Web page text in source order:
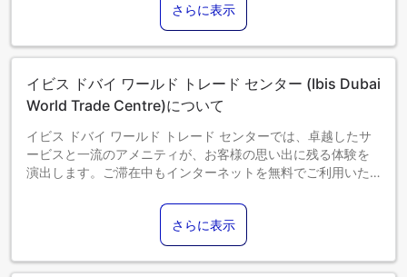
添い寝の場合は宿泊無料です。＜ご注意＞ベビーベッドのご
利用には追加料金が発生する場合があります。また、利用可
否は空き状況によります。
エキストラベッドをお申し込みください。
12歳以上のゲストは大人とみなされます。
ます。各部屋タイプ欄の記載をご確認ください。
さらに表示
イビス ドバイ ワールド トレード センター (Ibis Dubai
World Trade Centre)について
イビス ドバイ ワールド トレード センターでは、卓越したサ
ービスと一流のアメニティが、お客様の思い出に残る体験を
演出します。ご滞在中もインターネットを無料でご利用いた
とで、ご到着からご出発までシームレスで効率的なご滞在を
お約束します。当宿泊施設での送迎サービスをご利用いただ
くと、ドバイでの小旅行や観光、追加アクティビティの手配
が簡単になります。コンシェルジュサービスなどのフロント
さらに表示